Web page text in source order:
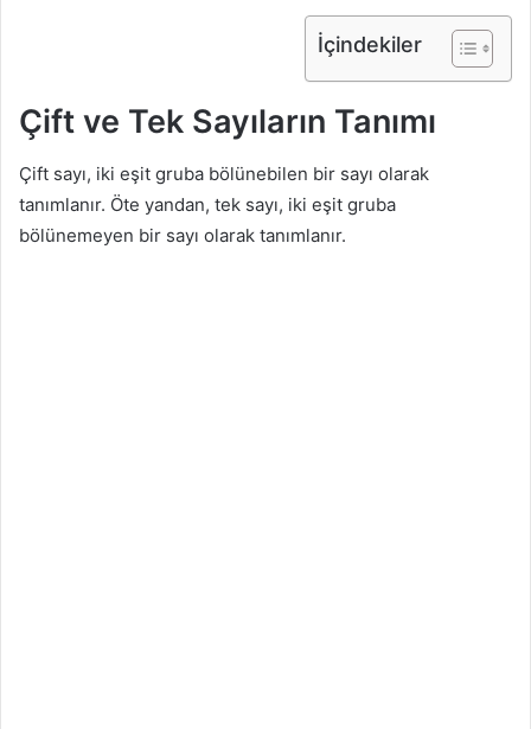
İçindekiler
Çift ve Tek Sayıların Tanımı
Çift sayı, iki eşit gruba bölünebilen bir sayı olarak
tanımlanır. Öte yandan, tek sayı, iki eşit gruba
bölünemeyen bir sayı olarak tanımlanır.